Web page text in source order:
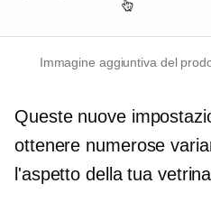
Immagine aggiuntiva del
Queste nuove
ottenere numerose
l'aspetto della tua